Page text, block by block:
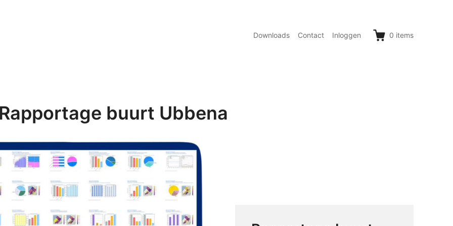
Downloads Contact Inloggen 0 items
Rapportage buurt Ubbena